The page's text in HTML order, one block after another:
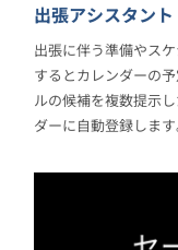
出張アシスタント
出張に伴う準備やス
するとカレンダーの
ルの候補を複数提示
ダーに自動登録します